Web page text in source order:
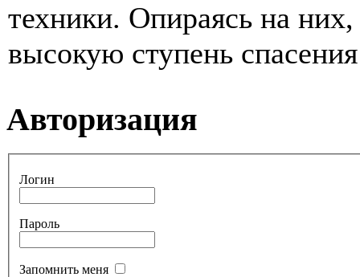
техники. Опираясь на
высокую ступень
Авторизация
Логин
Пароль
Запомнить меня